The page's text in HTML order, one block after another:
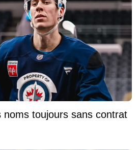
noms toujours sans contrat